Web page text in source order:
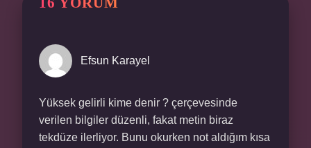
Efsun Karayel
Yüksek gelirli kime denir ? çerçevesinde
verilen bilgiler düzenli, fakat metin biraz
tekdüze ilerliyor. Bunu okurken not aldığım kısa